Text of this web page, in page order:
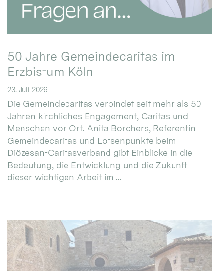
50 Jahre Gemeindecaritas im
Erzbistum Köln
23. Juli 2026
Die Gemeindecaritas verbindet seit mehr als 50
Jahren kirchliches Engagement, Caritas und
Menschen vor Ort. Anita Borchers, Referentin
Gemeindecaritas und Lotsenpunkte beim
Diözesan-Caritasverband gibt Einblicke in die
Bedeutung, die Entwicklung und die Zukunft
dieser wichtigen Arbeit im ...